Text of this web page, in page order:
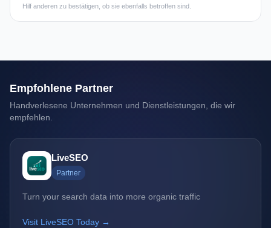
Hilf anderen zu bestätigen, ob sie ebenfalls betroffen sind.
Empfohlene Partner
Handverlesene Unternehmen und Dienstleistungen, die wir
empfehlen.
LiveSEO
Partner
Turn your search data into more organic traffic
Visit LiveSEO Today →